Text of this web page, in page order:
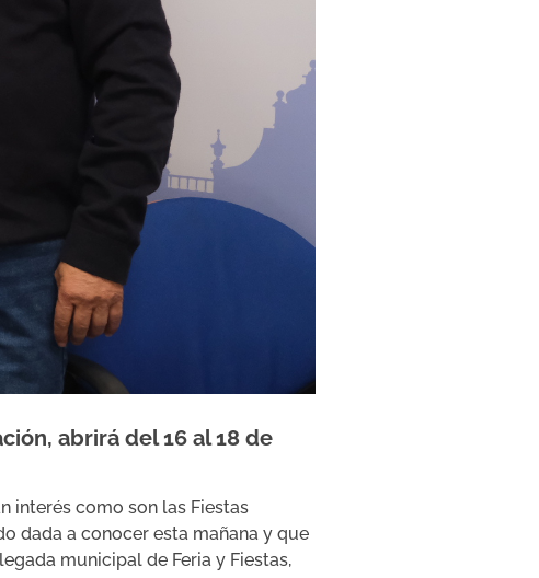
abrirá del 16 al 18 de
interés como son las Fiestas
dada a conocer esta mañana y que
municipal de Feria y Fiestas,